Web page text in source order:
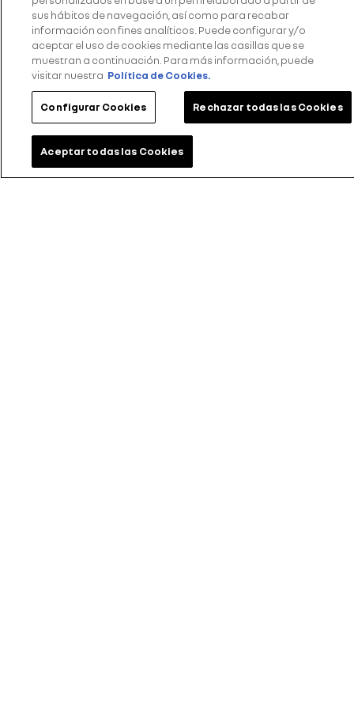
luces LED DRL en forma de “C”, pensada para el trabajo
diario. el aliado ideal para tu negocio.
sus hábitos de navegación, así como para recabar
información con fines analíticos. Puede configurar y/o
aceptar el uso de cookies mediante las casillas que se
muestran a continuación. Para más información, puede
visitar nuestra Política de Cookies.
Configurar Cookies Rechazar todas las Cookies
Aceptar todas las Cookies